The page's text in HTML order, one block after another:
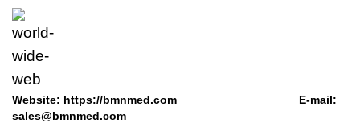
Website: https://bmnmed.com E-mail:
sales@bmnmed.com